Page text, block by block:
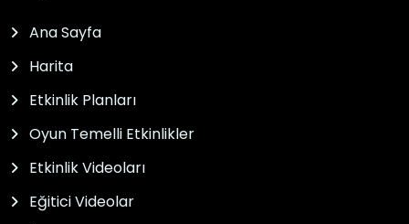
Ana Sayfa
Harita
Etkinlik Planları
Oyun Temelli Etkinlikler
Etkinlik Videoları
Eğitici Videolar